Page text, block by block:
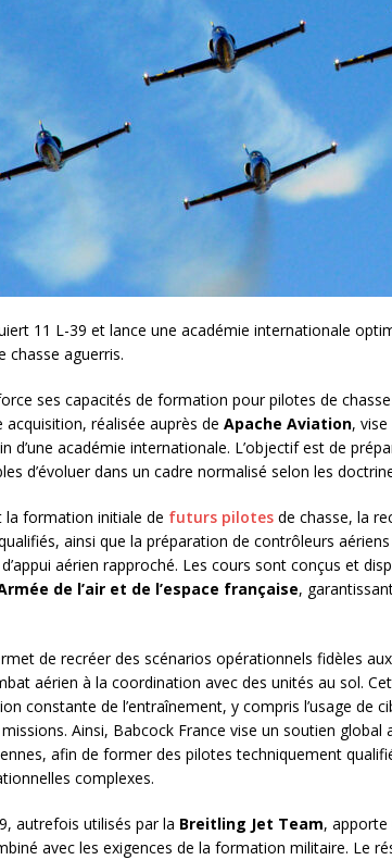
11 L-39 et lance une académie internationale
chasse aguerris.
ses capacités de formation pour pilotes de
acquisition, réalisée auprès de Apache Aviation,
d’une académie internationale. L’objectif est de
d’évoluer dans un cadre normalisé selon les
la formation initiale de futurs pilotes de chasse, la
ainsi que la préparation de contrôleurs aériens
aérien rapproché. Les cours sont conçus et
de l’air et de l’espace française,
de recréer des scénarios opérationnels fidèles
aérien à la coordination avec des unités au sol.
constante de l’entraînement, y compris l’usage de
Ainsi, Babcock France vise un soutien global
afin de former des pilotes techniquement
complexes.
autrefois utilisés par la Breitling Jet Team, apporte
avec les exigences de la formation militaire. Le